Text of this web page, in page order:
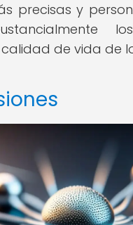
precisas y
de vida de